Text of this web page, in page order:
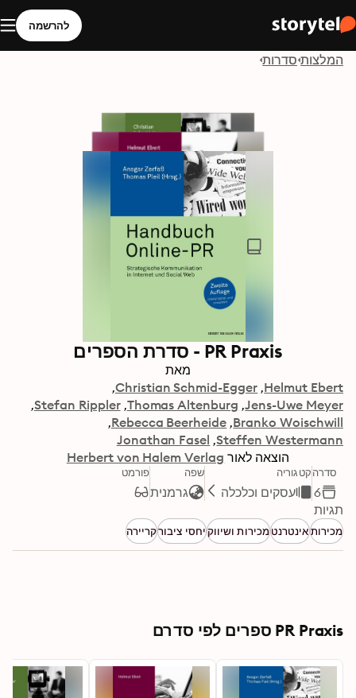
להרשמה
המלצות סדרות
PR Praxis - סדרת הספרים
מאת
Helmut Ebert
Christian Schmid-Egger
Jens-Uwe Meyer
Thomas Altenburg
Stefan Rippler
Branko Woischwill
Rebecca Beerheide
Steffen Westermann
Jonathan Fasel
הוצאה לאור Herbert von Halem Verlag
סדרה
6
קטגוריה
עסקים וכלכלה
שפה
גרמנית
פורמט
תגיות
מכירותאינטרנטמכירות ושיווקיחסי ציבורקריירה
PR Praxis ספרים לפי סדרם